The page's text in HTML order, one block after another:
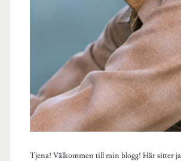
Tjena! Välkommen till min blogg! Här sitter